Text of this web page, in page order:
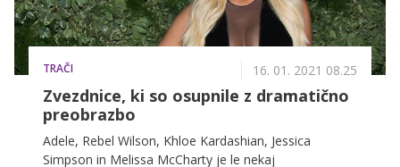
TRAČI 16. 01. 2021 08.25
Zvezdnice, ki so osupnile z dramatično
preobrazbo
Adele, Rebel Wilson, Khloe Kardashian, Jessica
Simpson in Melissa McCharty je le nekaj